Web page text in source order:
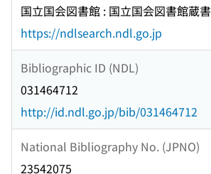
国立国会図書館 : 国立国会図書館蔵書
https://ndlsearch.ndl.go.jp
Bibliographic ID (NDL)
031464712
http://id.ndl.go.jp/bib/031464712
National Bibliography No. (JPNO)
23542075